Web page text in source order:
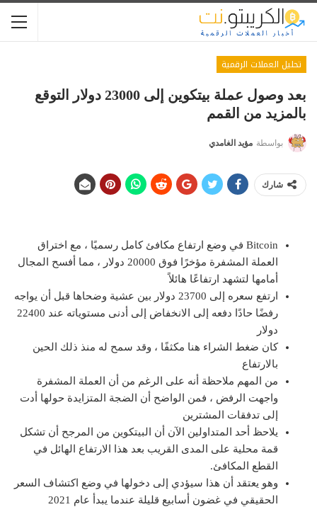
تحليل العملات الرقمية
بعد وصول عملة بيتكوين إلى 23000 دولار التوقع
بالمزيد من القمم
بواسطة مؤيد الغامدي
شارك
Bitcoin في وضع ارتفاع مكافئ كامل رسميًا ، مع اختراق
العملة المشفرة مؤخرًا فوق 20000 دولار ، مما أفسح المجال
أمامها لتشهد ارتفاعًا هائلاً
ارتفع سعره إلى 23700 دولار بين عشية وضحاها قبل أن يواجه
رفضًا حادًا دفعه إلى الانخفاض إلى أدنى مستوياته عند 22400
دولار
كان ضغط الشراء هنا مكثفًا ، وقد سمح له منذ ذلك الحين
بالارتفاع
من المهم ملاحظة أنه على الرغم من أن العملة المشفرة
واجهت الرفض ، فمن الواضح أن الضجة المتزايدة حولها أدت
إلى تدفقات المشترين
يلاحظ أحد المتداولين الآن أن البيتكوين من المرجح أن تشكل
قمة محلية على المدى القريب بعد هذا الارتفاع الهائل في
القطع المكافئ.
وهو يعتقد أن هذا سيؤدي إلى دخولها في وضع اكتشاف السعر
الحقيقي في غضون أسابيع قليلة عندما يبدأ عام 2021